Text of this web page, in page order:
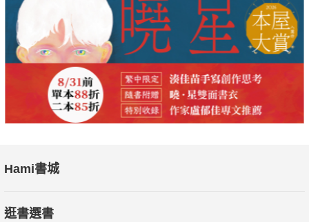
Hami書城
逛書選書